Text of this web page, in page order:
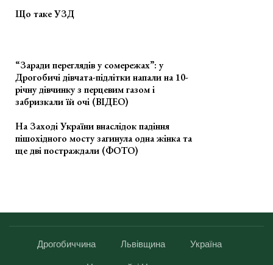
Що таке УЗД
“Заради переглядів у сомережах”: у
Дрогобичі дівчата-підлітки напали на 10-
річну дівчинку з перцевим газом і
забризкали їй очі (ВІДЕО)
На Заході України внаслідок падіння
пішохідного мосту загинула одна жінка та
ще дві постраждали (ФОТО)
Дрогобиччина Львівщина Україна